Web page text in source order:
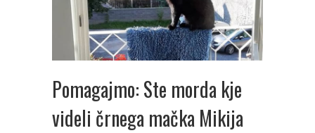
Pomagajmo: Ste morda kje
videli črnega mačka Mikija